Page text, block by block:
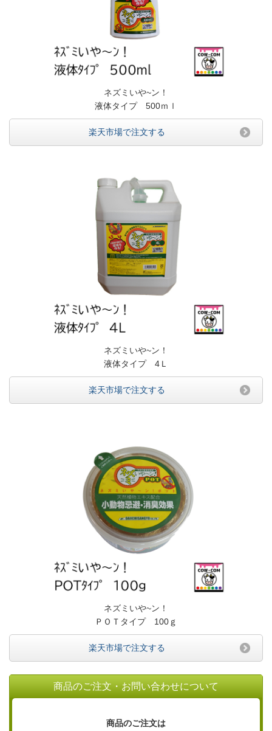
ネズミいや~ン！
液体タイプ 500ｍｌ
楽天市場で注文する
ネズミいや~ン！
液体タイプ 4Ｌ
楽天市場で注文する
ネズミいや~ン！
ＰＯＴタイプ 100ｇ
楽天市場で注文する
商品のご注文・お問い合わせについて
商品のご注文は